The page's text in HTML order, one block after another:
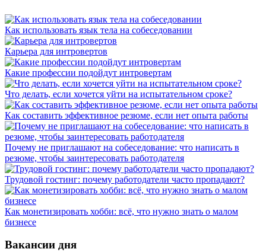
Как использовать язык тела на собеседовании
Карьера для интровертов
Какие профессии подойдут интровертам
Что делать, если хочется уйти на испытательном сроке?
Как составить эффективное резюме, если нет опыта работы
Почему не приглашают на собеседование: что написать в
резюме, чтобы заинтересовать работодателя
Трудовой гостинг: почему работодатели часто пропадают?
Как монетизировать хобби: всё, что нужно знать о малом
бизнесе
Вакансии дня